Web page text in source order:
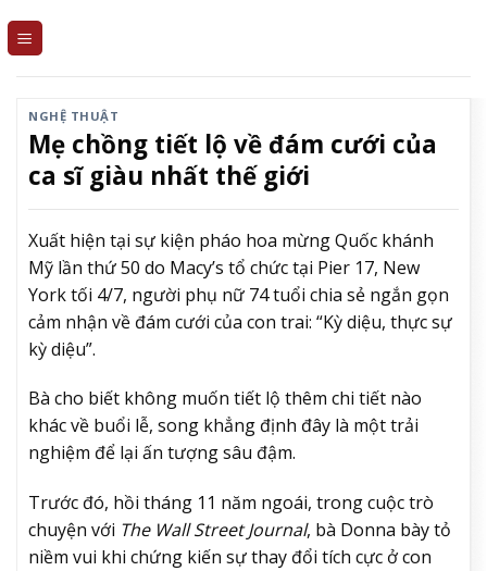
NGHỆ THUẬT
Mẹ chồng tiết lộ về đám cưới của
ca sĩ giàu nhất thế giới
Xuất hiện tại sự kiện pháo hoa mừng Quốc khánh
Mỹ lần thứ 50 do Macy’s tổ chức tại Pier 17, New
York tối 4/7, người phụ nữ 74 tuổi chia sẻ ngắn gọn
cảm nhận về đám cưới của con trai: “Kỳ diệu, thực sự
kỳ diệu”.
Bà cho biết không muốn tiết lộ thêm chi tiết nào
khác về buổi lễ, song khẳng định đây là một trải
nghiệm để lại ấn tượng sâu đậm.
Trước đó, hồi tháng 11 năm ngoái, trong cuộc trò
chuyện với The Wall Street Journal, bà Donna bày tỏ
niềm vui khi chứng kiến sự thay đổi tích cực ở con